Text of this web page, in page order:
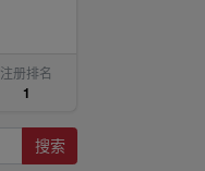
注册排名
1
搜索